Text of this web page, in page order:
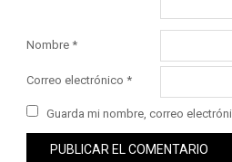
Nombre *
Correo electrónico *
Guarda mi nombre, correo